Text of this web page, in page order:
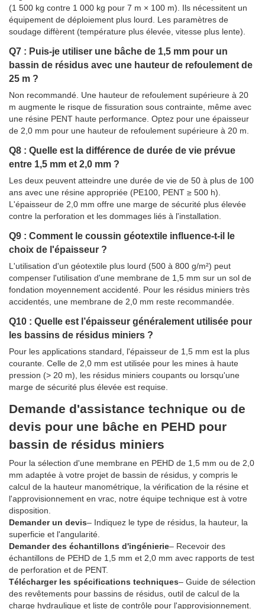
(1 500 kg contre 1 000 kg pour 7 m × 100 m). Ils nécessitent un
équipement de déploiement plus lourd. Les paramètres de
soudage diffèrent (température plus élevée, vitesse plus lente).
Q7 : Puis-je utiliser une bâche de 1,5 mm pour un
bassin de résidus avec une hauteur de refoulement de
25 m ?
Non recommandé. Une hauteur de refoulement supérieure à 20
m augmente le risque de fissuration sous contrainte, même avec
une résine PENT haute performance. Optez pour une épaisseur
de 2,0 mm pour une hauteur de refoulement supérieure à 20 m.
Q8 : Quelle est la différence de durée de vie prévue
entre 1,5 mm et 2,0 mm ?
Les deux peuvent atteindre une durée de vie de 50 à plus de 100
ans avec une résine appropriée (PE100, PENT ≥ 500 h).
L'épaisseur de 2,0 mm offre une marge de sécurité plus élevée
contre la perforation et les dommages liés à l'installation.
Q9 : Comment le coussin géotextile influence-t-il le
choix de l'épaisseur ?
L'utilisation d'un géotextile plus lourd (500 à 800 g/m²) peut
compenser l'utilisation d'une membrane de 1,5 mm sur un sol de
fondation moyennement accidenté. Pour les résidus miniers très
accidentés, une membrane de 2,0 mm reste recommandée.
Q10 : Quelle est l’épaisseur généralement utilisée pour
les bassins de résidus miniers ?
Pour les applications standard, l'épaisseur de 1,5 mm est la plus
courante. Celle de 2,0 mm est utilisée pour les mines à haute
pression (> 20 m), les résidus miniers coupants ou lorsqu'une
marge de sécurité plus élevée est requise.
Demande d'assistance technique ou de
devis pour une bâche en PEHD pour
bassin de résidus miniers
Pour la sélection d'une membrane en PEHD de 1,5 mm ou de 2,0
mm adaptée à votre projet de bassin de résidus, y compris le
calcul de la hauteur manométrique, la vérification de la résine et
l'approvisionnement en vrac, notre équipe technique est à votre
disposition.
Demander un devis– Indiquez le type de résidus, la hauteur, la
superficie et l'angularité.
Demander des échantillons d'ingénierie– Recevoir des
échantillons de PEHD de 1,5 mm et 2,0 mm avec rapports de test
de perforation et de PENT.
Télécharger les spécifications techniques– Guide de sélection
des revêtements pour bassins de résidus, outil de calcul de la
charge hydraulique et liste de contrôle pour l'approvisionnement.